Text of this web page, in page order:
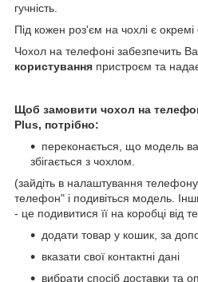
гучність.
Під кожен роз'єм на чохлі є окремі
Чохол на телефоні забезпечить
користування пристроєм та
Щоб замовити чохол на
Plus, потрібно:
переконається, що модель
збігається з чохлом.
(зайдіть в налаштування
телефон" і подивіться модель.
- це подивитися її на коробці від
додати товар у кошик, за
вказати свої контактні дані
вибрати спосіб доставки та